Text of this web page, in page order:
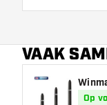
VAAK
Op